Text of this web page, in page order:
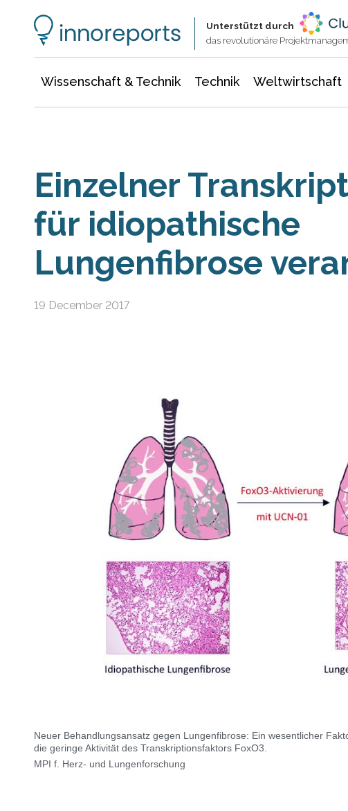
Unterstützt durch
das revolutionäre
Wissenschaft & Technik Technik Weltwirtschaft
Einzelner
für idiopathische
Lungenfibrose
19 December 2017
Neuer Behandlungsansatz gegen Lungenfibrose: Ein wesentlicher
die geringe Aktivität des Transkriptionsfaktors FoxO3.
MPI f. Herz- und Lungenforschung